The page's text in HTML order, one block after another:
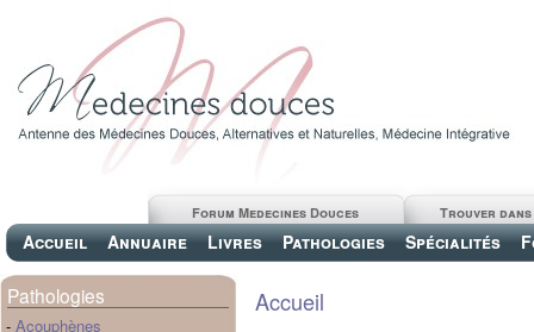
Accueil Annuaire Livres Pathologies Spécialités
Trouver
Forum Medecines Douces
Pathologies
- Acouphènes
Accueil